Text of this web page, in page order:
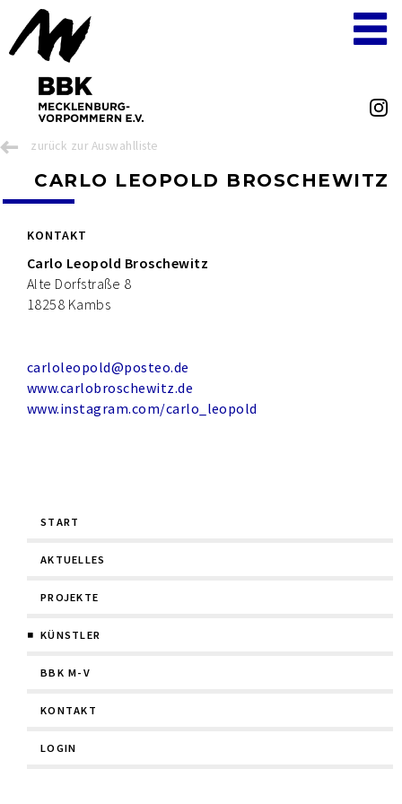
zurück zur Auswahlliste
CARLO LEOPOLD BROSCHEWITZ
KONTAKT
Carlo Leopold Broschewitz
Alte Dorfstraße 8
18258 Kambs
carloleopold@posteo.de
www.carlobroschewitz.de
www.instagram.com/carlo_leopold
überspringen
START
AKTUELLES
PROJEKTE
KÜNSTLER
BBK M-V
KONTAKT
LOGIN